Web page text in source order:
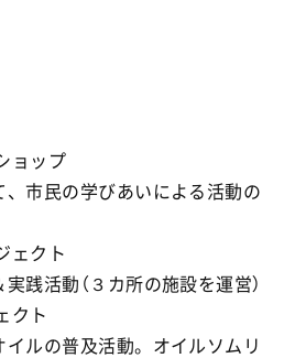
ョップ
市民の学びあいによる活動の
ェクト
践活動（３カ所の施設を運営）
クト
ルの普及活動。オイルソムリ